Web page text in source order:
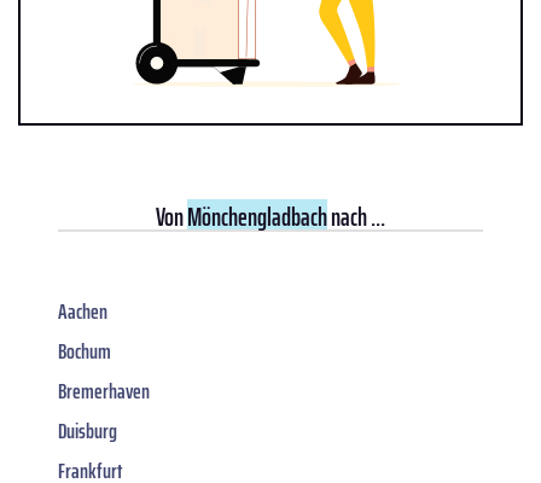
VonMönchengladbachnach ...
Aachen
Bochum
Bremerhaven
Duisburg
Frankfurt